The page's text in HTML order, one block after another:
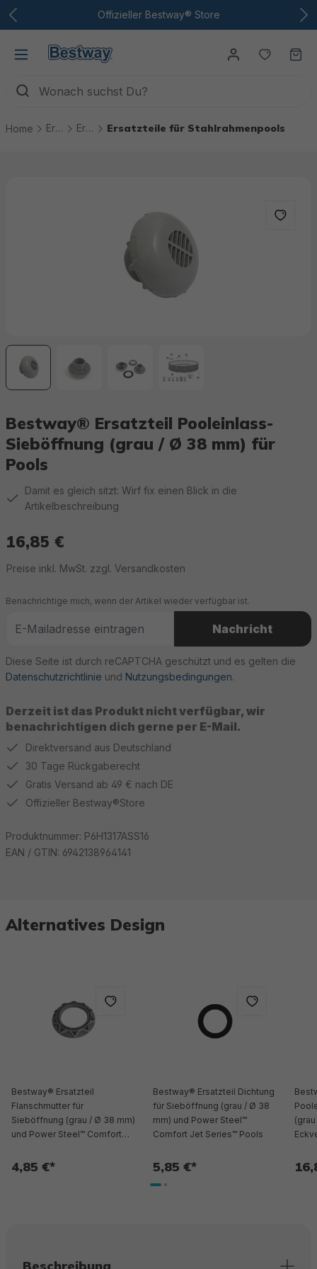
Zum Hauptinhalt Offizieller Bestway® Store
Du
Home Ersatzteile Ersatzteile Pools Ersatzteile für Stahlrahmenpools
Bestway® Ersatzteil Pooleinlass-
Sieböffnung (grau / Ø 38 mm) für
Pools
Damit es gleich sitzt: Wirf fix einen Blick in die
Artikelbeschreibung
16,85 €
Preise inkl. MwSt. zzgl. Versandkosten
Derzeit ist das Produkt nicht verfügbar, wir
benachrichtigen dich gerne per E-Mail.
Benachrichtige mich, wenn der Artikel wieder verfügbar ist.
Nachricht
Diese Seite ist durch reCAPTCHA geschützt und es gelten die
Datenschutzrichtlinie und Nutzungsbedingungen.
Direktversand aus Deutschland
30 Tage Rückgaberecht
Gratis Versand ab 49 € nach DE
Offizieller Bestway®Store
Produktnummer: P6H1317ASS16
EAN / GTIN: 6942138964141
Alternatives Design
Bestway® Ersatzteil
Flanschmutter für
Sieböffnung (grau / Ø 38 mm)
und Power Steel™ Comfort
4,85 €*
Bestway® Ersatzteil Dichtung
für Sieböffnung (grau / Ø 38
mm) und Power Steel™
Comfort Jet Series™ Pools
5,85 €*